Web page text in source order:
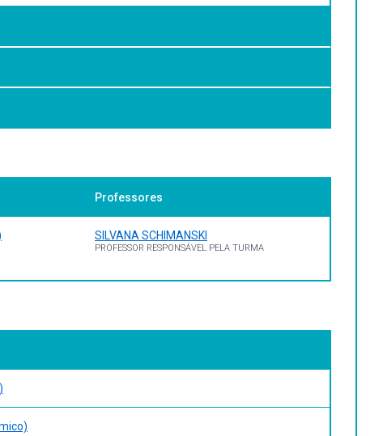
Professores
SILVANA SCHIMANSKI
PROFESSOR RESPONSÁVEL PELA TURMA